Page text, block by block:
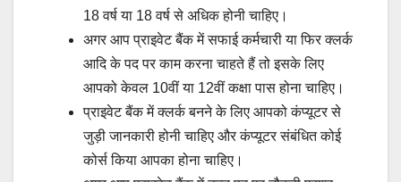
18 वर्ष या 18 वर्ष से अधिक होनी चाहिए।
अगर आप प्राइवेट बैंक में सफाई कर्मचारी या फिर क्लर्क
आदि के पद पर काम करना चाहते हैं तो इसके लिए
आपको केवल 10वीं या 12वीं कक्षा पास होना चाहिए।
प्राइवेट बैंक में क्लर्क बनने के लिए आपको कंप्यूटर से
जुड़ी जानकारी होनी चाहिए और कंप्यूटर संबंधित कोई
कोर्स किया आपका होना चाहिए।